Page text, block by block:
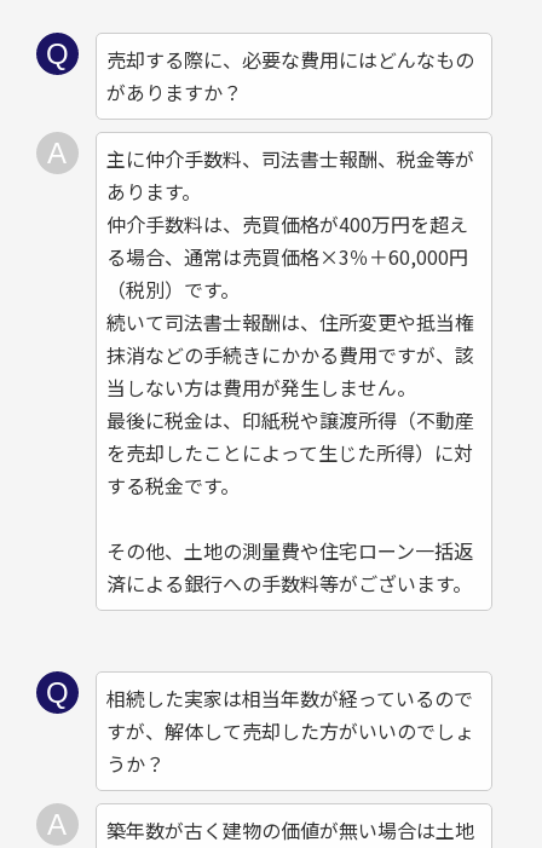
売却する際に、必要な費用にはどんなもの
がありますか？
主に仲介手数料、司法書士報酬、税金等が
あります。
仲介手数料は、売買価格が400万円を超え
る場合、通常は売買価格×3％＋60,000円
（税別）です。
続いて司法書士報酬は、住所変更や抵当権
抹消などの手続きにかかる費用ですが、該
当しない方は費用が発生しません。
最後に税金は、印紙税や譲渡所得（不動産
を売却したことによって生じた所得）に対
する税金です。
その他、土地の測量費や住宅ローン一括返
済による銀行への手数料等がございます。
相続した実家は相当年数が経っているので
すが、解体して売却した方がいいのでしょ
うか？
築年数が古く建物の価値が無い場合は土地